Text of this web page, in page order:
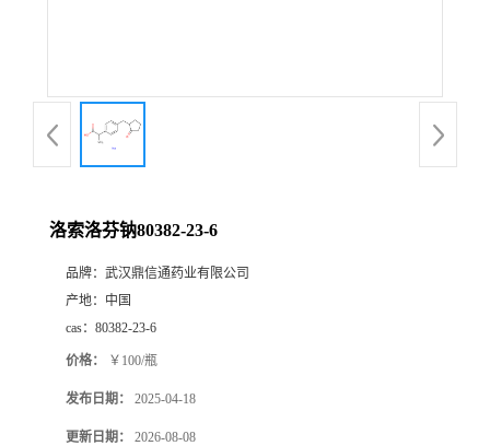
产
洛索洛芬钠80382-23-6
品牌： 武汉鼎信通药业有限公司
产地： 中国
cas： 80382-23-6
价格： ￥100/瓶
发布日期： 2025-04-18
更新日期： 2026-08-08